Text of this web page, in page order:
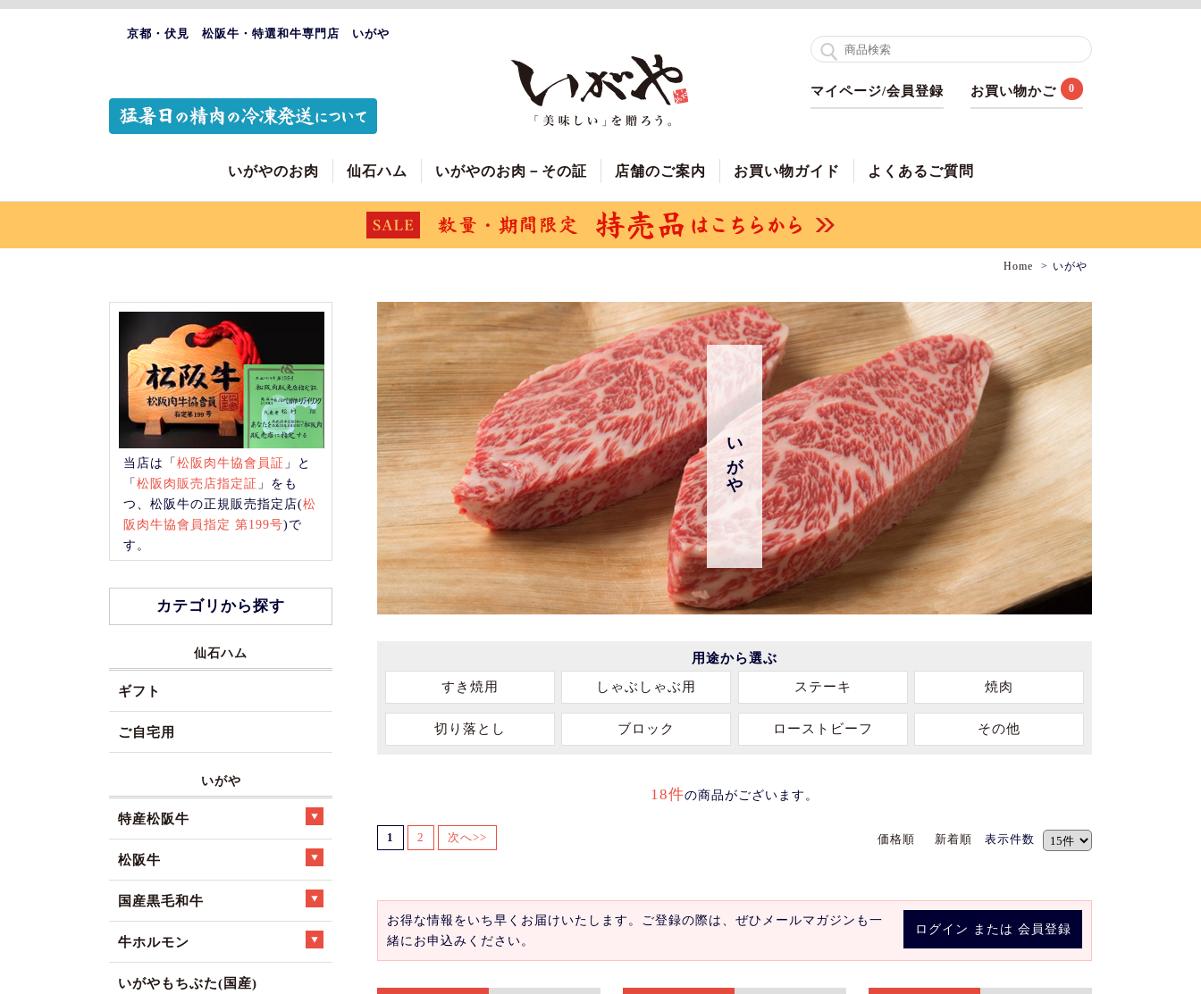
京都・伏見 松阪牛・特選和牛専門店 いがや
マイページ/会員登録 お買い物かご 0
いがやのお肉 仙石ハム いがやのお肉－その証 店舗のご案内 お買い物ガイド よくあるご質問
Home いがや
いがや
用途から選ぶ
すき焼用
しゃぶしゃぶ用 ステーキ 焼肉
切り落とし ブロック ローストビーフ その他
18件の商品がございます。
価格順 新着順 表示件数
1 2 次へ>>
ログイン または 会員登録
お得な情報をいち早くお届けいたします。ご登録の際は、ぜひメールマガジンも一
緒にお申込みください。
当店は「松阪肉牛協會員証 」と
「松阪肉販売店指定証 」をも
つ、松阪牛の正規販売指定店(松
阪肉牛協會員指定 第199号)で
す。
カテゴリから探す
仙石ハム
ギフト
ご自宅用
いがや
特産松阪牛
松阪牛
国産黒毛和牛
牛ホルモン
いがやもちぶた(国産)